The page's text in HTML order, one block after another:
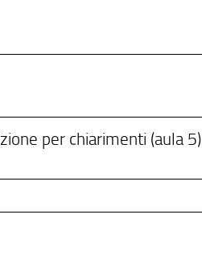
per chiarimenti (aula 5)